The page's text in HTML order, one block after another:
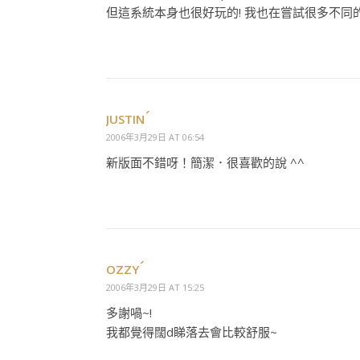
但這系統本身也很好玩的! 我也在嘗試很多不同
JUSTIN
2006年3月29日 AT 06:54
新版面不錯呀！簡潔．很喜歡的說 ^^
OZZY
2006年3月29日 AT 15:25
多謝喎~!
我都覺得闊d睇落去會比較舒服~